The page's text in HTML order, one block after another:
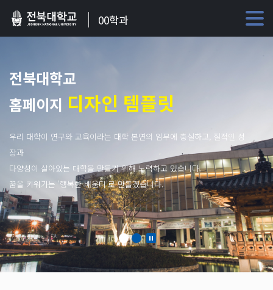
00학과
전북대학교
홈페이지 디자인 템플릿
우리 대학이 연구와 교육이라는 대학 본연의 임무에 충실하고, 질적인 성
장과
다양성이 살아있는 대학을 만들기 위해 노력하고 있습니다.
꿈을 키워가는 '행복한 배움터'로 만들겠습니다.